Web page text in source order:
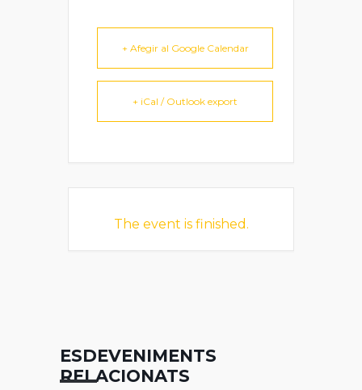
+ Afegir al Google Calendar
+ iCal / Outlook export
The event is finished.
ESDEVENIMENTS
RELACIONATS